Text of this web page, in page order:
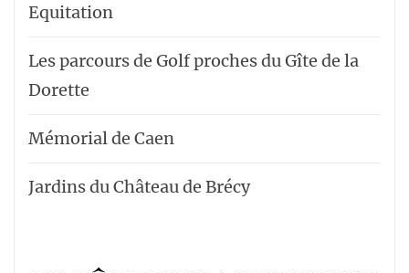
Equitation
Les parcours de Golf proches du Gîte de la
Dorette
Mémorial de Caen
Jardins du Château de Brécy